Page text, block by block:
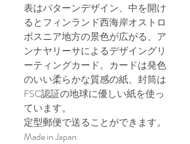
表はパターンデザイン、中を開け
るとフィンランド西海岸オストロ
ボスニア地方の景色が広がる、ア
ンナヤリーサによるデザイングリ
ーティングカード。カードは発色
のいい柔らかな質感の紙、封筒は
FSC認証の地球に優しい紙を使っ
ています。
定型郵便で送ることができます。
Made in Japan